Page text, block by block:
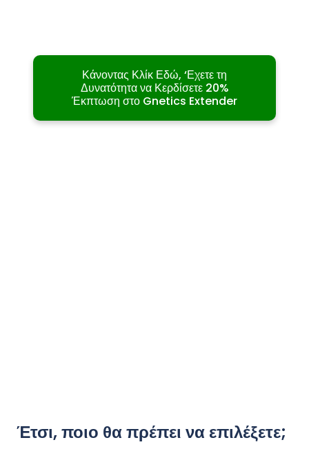
Κάνοντας Κλίκ Εδώ, ‘Εχετε τη
Δυνατότητα να Κερδίσετε 20%
Έκπτωση στο Gnetics Extender
Έτσι, ποιο θα πρέπει να επιλέξετε;